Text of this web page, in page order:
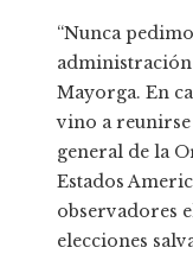
“Nunca
administración
Mayorga. En
vino a
general de la
Estados
observadores
elecciones